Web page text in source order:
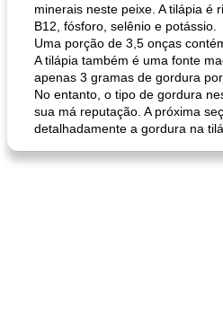
pão plano (out)
minerais neste peixe. A tilápia é
B12, fósforo, selênio e potássio.
Uma porção de 3,5 onças
A tilápia também é uma fonte
apenas 3 gramas de gordura
No entanto, o tipo de gordura
sua má reputação. A próxima
detalhadamente a gordura na